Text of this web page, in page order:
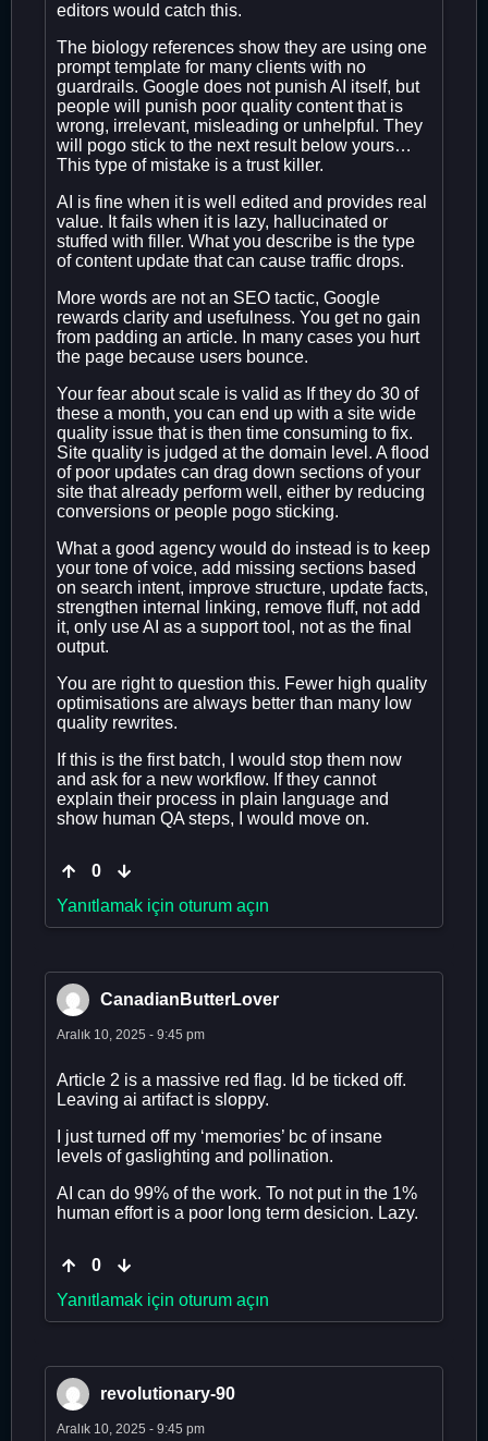
editors would catch this.
The biology references show they are using one
prompt template for many clients with no
guardrails. Google does not punish AI itself, but
people will punish poor quality content that is
wrong, irrelevant, misleading or unhelpful. They
will pogo stick to the next result below yours…
This type of mistake is a trust killer.
AI is fine when it is well edited and provides real
value. It fails when it is lazy, hallucinated or
stuffed with filler. What you describe is the type
of content update that can cause traffic drops.
More words are not an SEO tactic, Google
rewards clarity and usefulness. You get no gain
from padding an article. In many cases you hurt
the page because users bounce.
Your fear about scale is valid as If they do 30 of
these a month, you can end up with a site wide
quality issue that is then time consuming to fix.
Site quality is judged at the domain level. A flood
of poor updates can drag down sections of your
site that already perform well, either by reducing
conversions or people pogo sticking.
What a good agency would do instead is to keep
your tone of voice, add missing sections based
on search intent, improve structure, update facts,
strengthen internal linking, remove fluff, not add
it, only use AI as a support tool, not as the final
output.
You are right to question this. Fewer high quality
optimisations are always better than many low
quality rewrites.
If this is the first batch, I would stop them now
and ask for a new workflow. If they cannot
explain their process in plain language and
show human QA steps, I would move on.
0
Yanıtlamak için oturum açın
CanadianButterLover
Aralık 10, 2025 - 9:45 pm
Article 2 is a massive red flag. Id be ticked off.
Leaving ai artifact is sloppy.
I just turned off my ‘memories’ bc of insane
levels of gaslighting and pollination.
AI can do 99% of the work. To not put in the 1%
human effort is a poor long term desicion. Lazy.
0
Yanıtlamak için oturum açın
revolutionary-90
Aralık 10, 2025 - 9:45 pm